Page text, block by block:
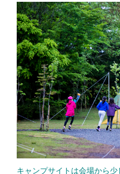
キャンプサイトは会場から